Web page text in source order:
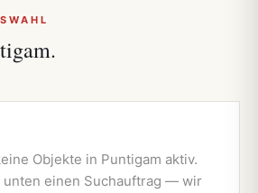
Objekte in Puntigam aktiv.
unten einen Suchauftrag — wir